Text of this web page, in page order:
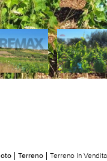
Terreno Terreno In